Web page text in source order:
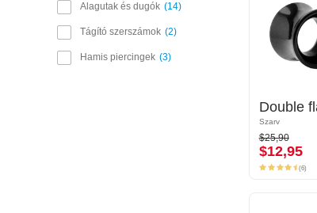
Alagutak és dugók 14
Tágító szerszámok 2
Hamis piercingek 3
Szarv
$25,90
$12,95
Szarv
$25,90
$12,95
(6)